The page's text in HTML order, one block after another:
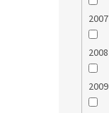
2007
2008
2009